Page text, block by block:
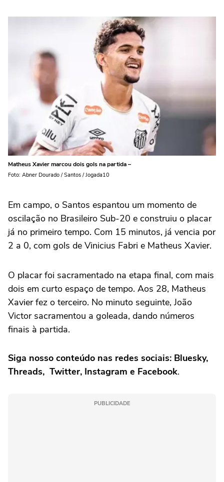
Matheus Xavier marcou dois gols na partida –
Foto: Abner Dourado / Santos / Jogada10
Em campo, o Santos espantou um momento de
oscilação no Brasileiro Sub-20 e construiu o placar
já no primeiro tempo. Com 15 minutos, já vencia por
2 a 0, com gols de Vinicius Fabri e Matheus Xavier.
O placar foi sacramentado na etapa final, com mais
dois em curto espaço de tempo. Aos 28, Matheus
Xavier fez o terceiro. No minuto seguinte, João
Victor sacramentou a goleada, dando números
finais à partida.
Siga nosso conteúdo nas redes sociais: Bluesky,
Threads, Twitter, Instagram e Facebook.
PUBLICIDADE